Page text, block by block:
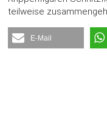
teilweise
E-Mail